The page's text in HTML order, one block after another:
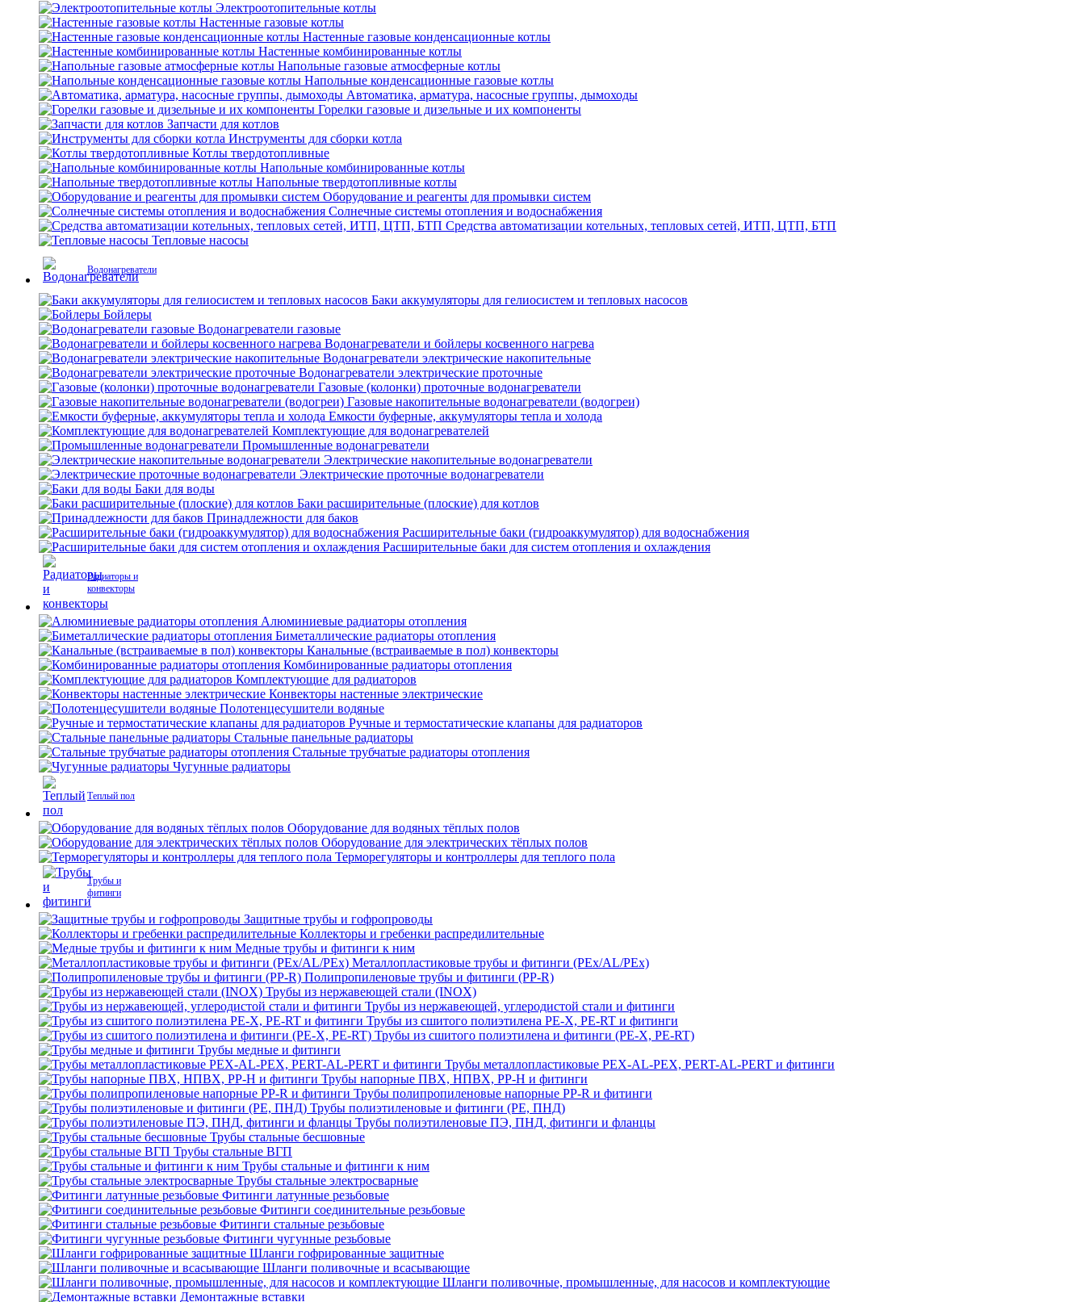
Электроотопительные котлы
Настенные газовые котлы
Настенные газовые конденсационные котлы
Настенные комбинированные котлы
Напольные газовые атмосферные котлы
Напольные конденсационные газовые котлы
Автоматика, арматура, насосные группы, дымоходы
Горелки газовые и дизельные и их компоненты
Запчасти для котлов
Инструменты для сборки котла
Котлы твердотопливные
Напольные комбинированные котлы
Напольные твердотопливные котлы
Оборудование и реагенты для промывки систем
Солнечные системы отопления и водоснабжения
Средства автоматизации котельных, тепловых сетей, ИТП, ЦТП, БТП
Тепловые насосы
Водонагреватели
Баки аккумуляторы для гелиосистем и тепловых насосов
Бойлеры
Водонагреватели газовые
Водонагреватели и бойлеры косвенного нагрева
Водонагреватели электрические накопительные
Водонагреватели электрические проточные
Газовые (колонки) проточные водонагреватели
Газовые накопительные водонагреватели (водогреи)
Емкости буферные, аккумуляторы тепла и холода
Комплектующие для водонагревателей
Промышленные водонагреватели
Электрические накопительные водонагреватели
Электрические проточные водонагреватели
Баки для воды
Баки расширительные (плоские) для котлов
Принадлежности для баков
Расширительные баки (гидроаккумулятор) для водоснабжения
Расширительные баки для систем отопления и охлаждения
Радиаторы и
конвекторы
Алюминиевые радиаторы отопления
Биметаллические радиаторы отопления
Канальные (встраиваемые в пол) конвекторы
Комбинированные радиаторы отопления
Комплектующие для радиаторов
Конвекторы настенные электрические
Полотенцесушители водяные
Ручные и термостатические клапаны для радиаторов
Стальные панельные радиаторы
Стальные трубчатые радиаторы отопления
Чугунные радиаторы
Теплый пол
Оборудование для водяных тёплых полов
Оборудование для электрических тёплых полов
Терморегуляторы и контроллеры для теплого пола
Трубы и
фитинги
Защитные трубы и гофропроводы
Коллекторы и гребенки распредилительные
Медные трубы и фитинги к ним
Металлопластиковые трубы и фитинги (PEx/AL/PEx)
Полипропиленовые трубы и фитинги (PP-R)
Трубы из нержавеющей стали (INOX)
Трубы из нержавеющей, углеродистой стали и фитинги
Трубы из сшитого полиэтилена PE-X, PE-RT и фитинги
Трубы из сшитого полиэтилена и фитинги (PE-X, PE-RT)
Трубы медные и фитинги
Трубы металлопластиковые PEX-AL-PEX, PERT-AL-PERT и фитинги
Трубы напорные ПВХ, НПВХ, PP-H и фитинги
Трубы полипропиленовые напорные PP-R и фитинги
Трубы полиэтиленовые и фитинги (PE, ПНД)
Трубы полиэтиленовые ПЭ, ПНД, фитинги и фланцы
Трубы стальные бесшовные
Трубы стальные ВГП
Трубы стальные и фитинги к ним
Трубы стальные электросварные
Фитинги латунные резьбовые
Фитинги соединительные резьбовые
Фитинги стальные резьбовые
Фитинги чугунные резьбовые
Шланги гофрированные защитные
Шланги поливочные и всасывающие
Шланги поливочные, промышленные, для насосов и комплектующие
Демонтажные вставки